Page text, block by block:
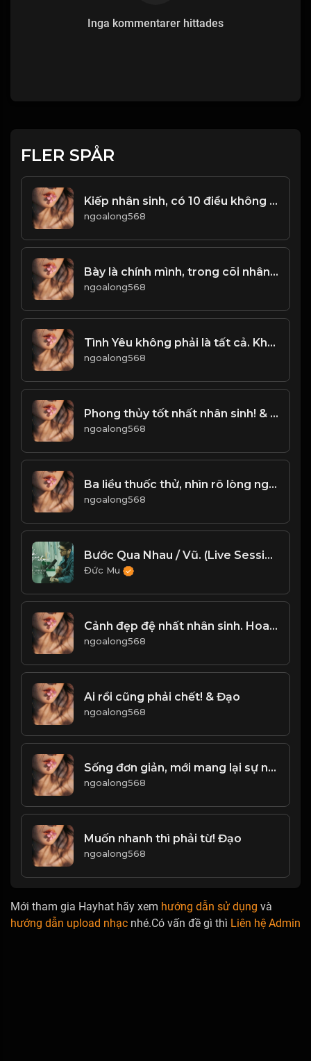
Inga kommentarer hittades
FLER SPÅR
Kiếp nhân sinh, có 10 điều không thể chờ đợi! Đạo
ngoalong568
Bày là chính mình, trong cõi nhân sinh! Đạo
ngoalong568
Tình Yêu không phải là tất cả. Không phải cứ cho đi, là sẽ được nhận lại...! & Đạo
ngoalong568
Phong thủy tốt nhất nhân sinh! & Đạo
ngoalong568
Ba liều thuốc thử, nhìn rõ lòng người! & Đạo
ngoalong568
Bước Qua Nhau / Vũ. (Live Session trên tàu Cát Linh - Hà Đông)
Đức Mu
Cảnh đẹp đệ nhất nhân sinh. Hoa chưa nở hết, nguyệt chưa tròn vành! & Đạo
ngoalong568
Ai rồi cũng phải chết! & Đạo
ngoalong568
Sống đơn giản, mới mang lại sự nhẹ nhàng thư thái! Đạo
ngoalong568
Muốn nhanh thì phải từ! Đạo
ngoalong568
Mới tham gia Hayhat hãy xem hướng dẫn sử dụng và
hướng dẫn upload nhạc nhé.Có vấn đề gì thì Liên hệ Admin